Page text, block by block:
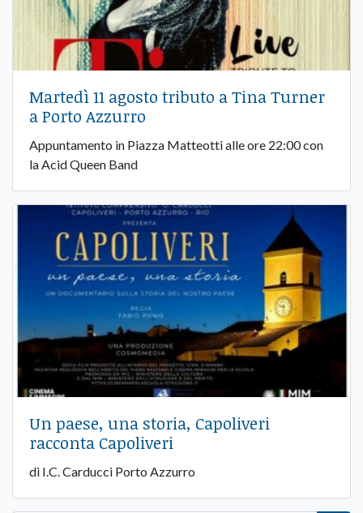
Martedì 11 agosto tributo a Tina Turner
a Porto Azzurro
Appuntamento in Piazza Matteotti alle ore 22:00 con
la Acid Queen Band
Un paese, una storia, Capoliveri
racconta Capoliveri
di I.C. Carducci Porto Azzurro